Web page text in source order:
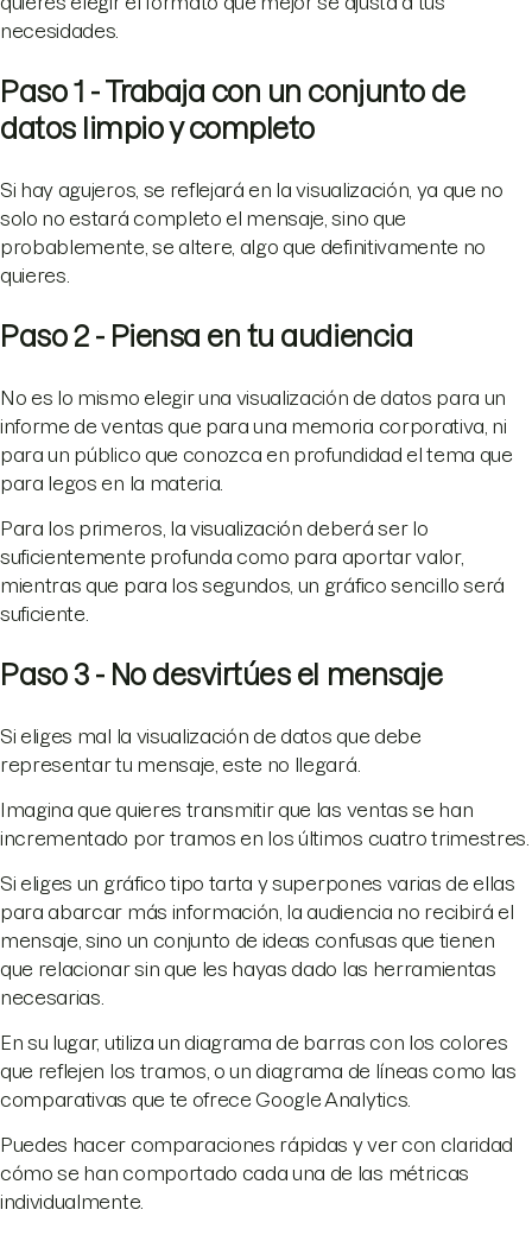
necesidades.
Paso 1 - Trabaja con un conjunto de
datos limpio y completo
Si hay agujeros, se reflejará en la visualización, ya que no
solo no estará completo el mensaje, sino que
probablemente, se altere, algo que definitivamente no
quieres.
Paso 2 - Piensa en tu audiencia
No es lo mismo elegir una visualización de datos para un
informe de ventas que para una memoria corporativa, ni
para un público que conozca en profundidad el tema que
para legos en la materia.
Para los primeros, la visualización deberá ser lo
suficientemente profunda como para aportar valor,
mientras que para los segundos, un gráfico sencillo será
suficiente.
Paso 3 - No desvirtúes el mensaje
Si eliges mal la visualización de datos que debe
representar tu mensaje, este no llegará.
Imagina que quieres transmitir que las ventas se han
incrementado por tramos en los últimos cuatro trimestres.
Si eliges un gráfico tipo tarta y superpones varias de ellas
para abarcar más información, la audiencia no recibirá el
mensaje, sino un conjunto de ideas confusas que tienen
que relacionar sin que les hayas dado las herramientas
necesarias.
En su lugar, utiliza un diagrama de barras con los colores
que reflejen los tramos, o un diagrama de líneas como las
comparativas que te ofrece Google Analytics.
Puedes hacer comparaciones rápidas y ver con claridad
cómo se han comportado cada una de las métricas
individualmente.